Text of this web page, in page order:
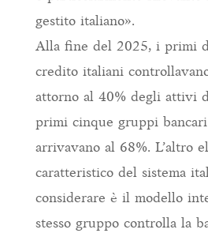
gestito italiano».
Alla fine del 2025, i primi
credito italiani
attorno al 40% degli attivi
primi cinque gruppi
arrivavano al 68%. L’altro
caratteristico del sistema
considerare è il modello
stesso gruppo controlla la